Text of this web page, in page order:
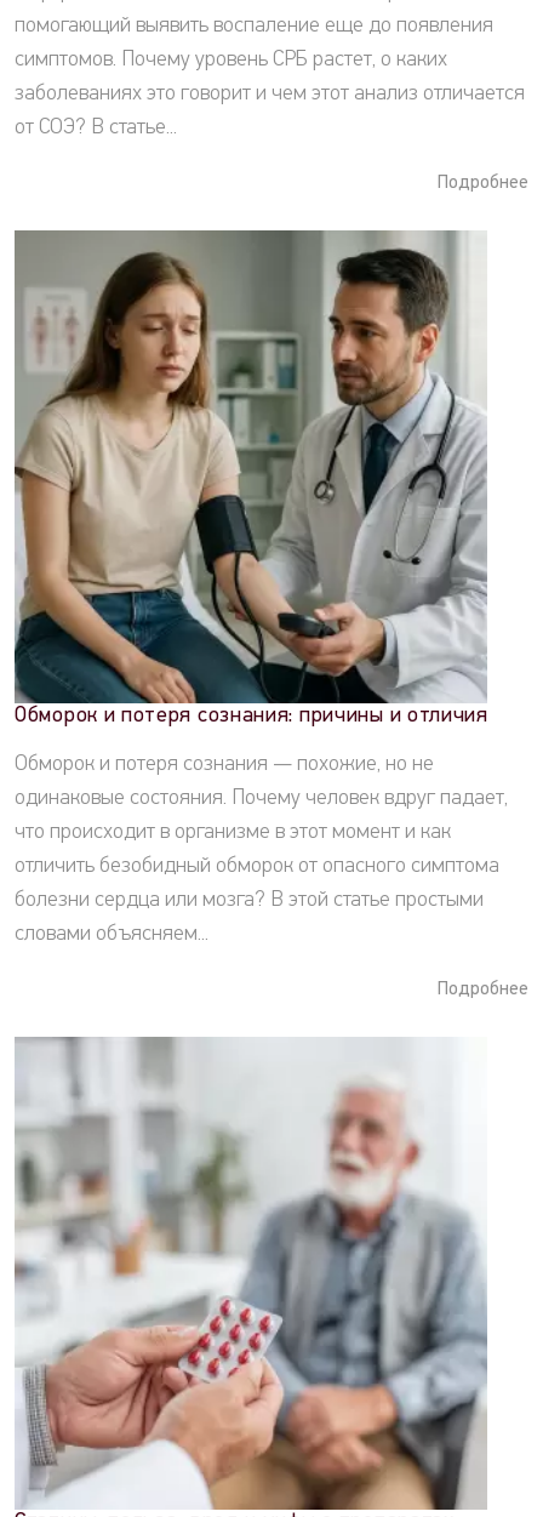
помогающий выявить воспаление еще до появления
симптомов. Почему уровень СРБ растет, о каких
заболеваниях это говорит и чем этот анализ отличается
от СОЭ? В статье...
Подробнее
Обморок и потеря сознания: причины и отличия
Обморок и потеря сознания — похожие, но не
одинаковые состояния. Почему человек вдруг падает,
что происходит в организме в этот момент и как
отличить безобидный обморок от опасного симптома
болезни сердца или мозга? В этой статье простыми
словами объясняем...
Подробнее